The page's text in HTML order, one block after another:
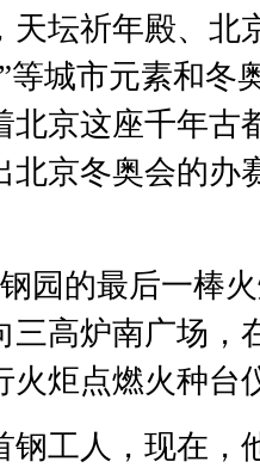
天坛祈年殿、北
等城市元素和冬
北京这座千年古
北京冬奥会的办
的最后一棒火
三高炉南广场，
火炬点燃火种台
工人，现在，